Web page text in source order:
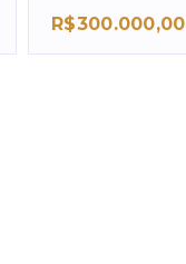
R$300.000,00